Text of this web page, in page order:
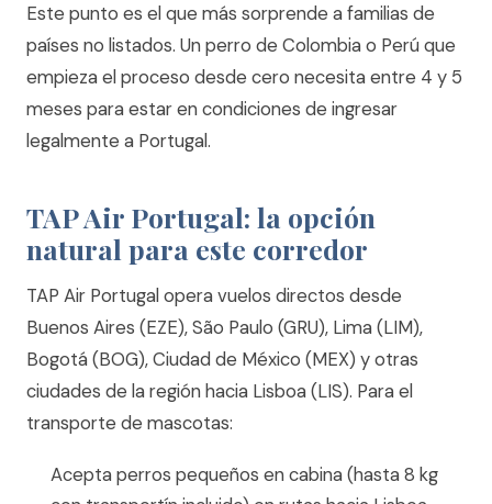
Este punto es el que más sorprende a familias de
países no listados. Un perro de Colombia o Perú que
empieza el proceso desde cero necesita entre 4 y 5
meses para estar en condiciones de ingresar
legalmente a Portugal.
TAP Air Portugal: la opción
natural para este corredor
TAP Air Portugal opera vuelos directos desde
Buenos Aires (EZE), São Paulo (GRU), Lima (LIM),
Bogotá (BOG), Ciudad de México (MEX) y otras
ciudades de la región hacia Lisboa (LIS). Para el
transporte de mascotas:
Acepta perros pequeños en cabina (hasta 8 kg